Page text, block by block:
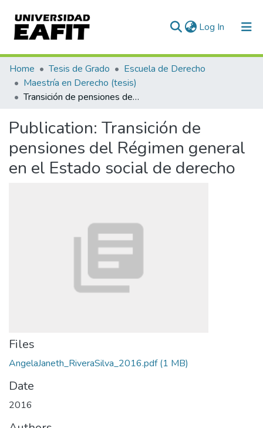
Log In (current)
Communities & Collections
All of DSpace
Home Tesis de Grado
Escuela de Derecho
Maestría en Derecho (tesis)
Transición de pensiones del Régimen general en el Estado social de derecho
Publication: Transición de
pensiones del Régimen general
en el Estado social de derecho
Files
AngelaJaneth_RiveraSilva_2016.pdf(1 MB)
Date
2016